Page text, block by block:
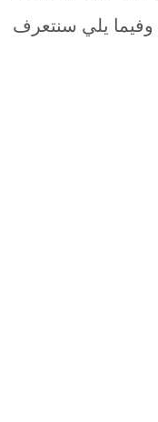
وفيما يلي سنتعرف